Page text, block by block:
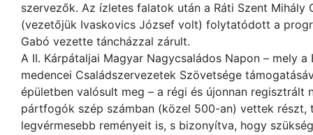
szervezők. Az ízletes falatok után a Ráti Szent
(vezetőjük Ivaskovics József volt) folytatódott a
Gabó vezette táncházzal zárult.
A II. Kárpátaljai Magyar Nagycsaládos Napon – mely
medencei Családszervezetek Szövetsége
épületben valósult meg – a régi és újonnan regisztrált
pártfogók szép számban (közel 500-an) vettek részt,
legvérmesebb reményeit is, s bizonyítva, hogy